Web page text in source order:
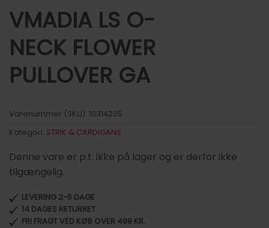
VMADIA LS O-
NECK FLOWER
PULLOVER GA
Varenummer (SKU): 10314235
Kategori: STRIK & CARDIGANS
Denne vare er p.t. ikke på lager og er derfor ikke
tilgængelig.
LEVERING 2-5 DAGE
14 DAGES RETURRET
FRI FRAGT VED KØB OVER 499 KR.